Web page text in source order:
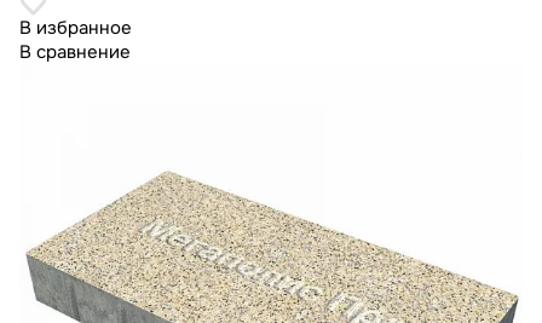
В избранное
В сравнение